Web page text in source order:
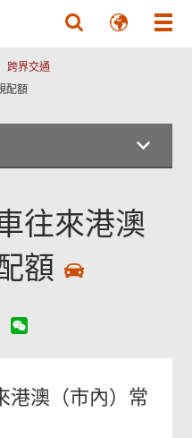
跨界交通
配額
往來港澳
額
港澳（市內）常